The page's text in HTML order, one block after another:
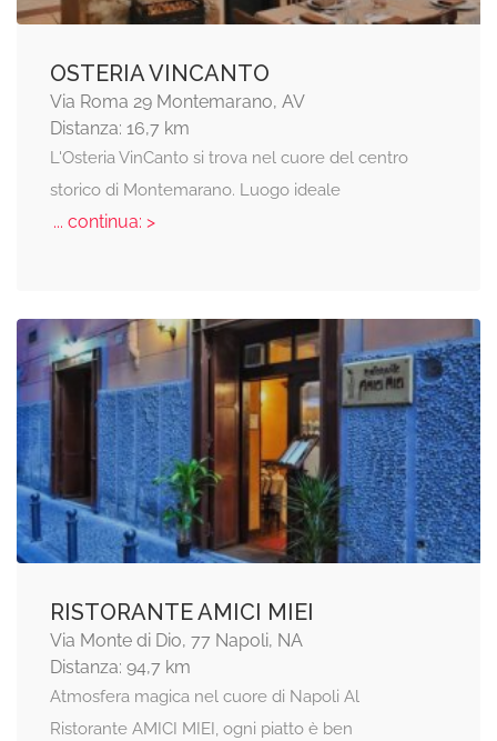
OSTERIA VINCANTO
Via Roma 29 Montemarano, AV
Distanza: 16,7 km
L'Osteria VinCanto si trova nel cuore del centro
storico di Montemarano. Luogo ideale
... continua: >
RISTORANTE AMICI MIEI
Via Monte di Dio, 77 Napoli, NA
Distanza: 94,7 km
Atmosfera magica nel cuore di Napoli Al
Ristorante AMICI MIEI, ogni piatto è ben